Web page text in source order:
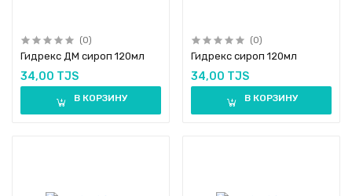
(0)
Гидрекс ДМ сироп 120мл
34,00 TJS
В КОРЗИНУ
(0)
Гидрекс сироп 120мл
34,00 TJS
В КОРЗИНУ